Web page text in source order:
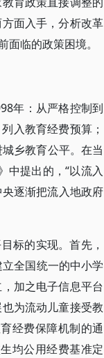
面入手，分析改革
临的政策困境。
年：从严格控制到
入教育经费预算；
乡教育公平。在当
中提出的，“以流入
逐渐把流入地政府
标的实现。首先，
全国统一的中小学
加之电子信息平台
为流动儿童接受教
经费保障机制的通
均公用经费基准定